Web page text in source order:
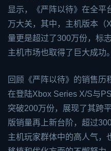
显示，《严阵以待》在全平
万大关，其中，主机版本（
量更是超过了300万份，标
主机市场也取得了巨大成功。
回顾《严阵以待》的销售历
在登陆Xbox Series X/S与
突破200万份，展现了其跨
版销量再上新台阶，超过
主机玩家群体中的高人气，